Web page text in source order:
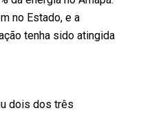
no Estado, e a
tenha sido atingida
dois dos três